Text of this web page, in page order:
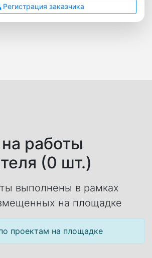
Регистрация заказчика
работы
(0 шт.)
выполнены в рамках
на площадке
проектам на площадке